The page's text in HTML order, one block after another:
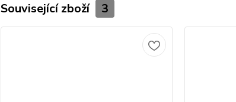
Související zboží 3